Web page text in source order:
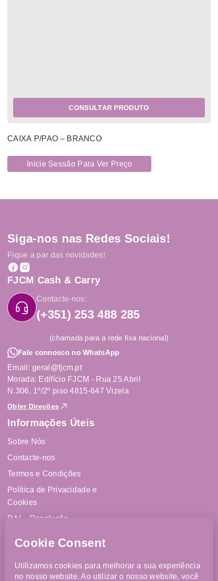
CONSULTAR PRODUTO
CAIXA P/PAO – BRANCO
Inicie Sessão Para Ver Preço
Siga-nos nas Redes Sociais!
Fique a par das novidades!
FJCM Cash & Carry
Contacte-nos:
(+351) 253 488 285
(chamada para a rede fixa nacional)
Fale connosco no WhatsApp
Email: geral@fjcm.pt
Morada: Edifício FJCM - Rua 25 Abril
N.306, 1º/2º piso 4815-647 Vizela
Obter Direções
Informações Úteis
Sobre Nós
Contacte-nos
Termos e Condições
Política de Privacidade e
Cookies
RAL - Resolução
Livro de Reclamações